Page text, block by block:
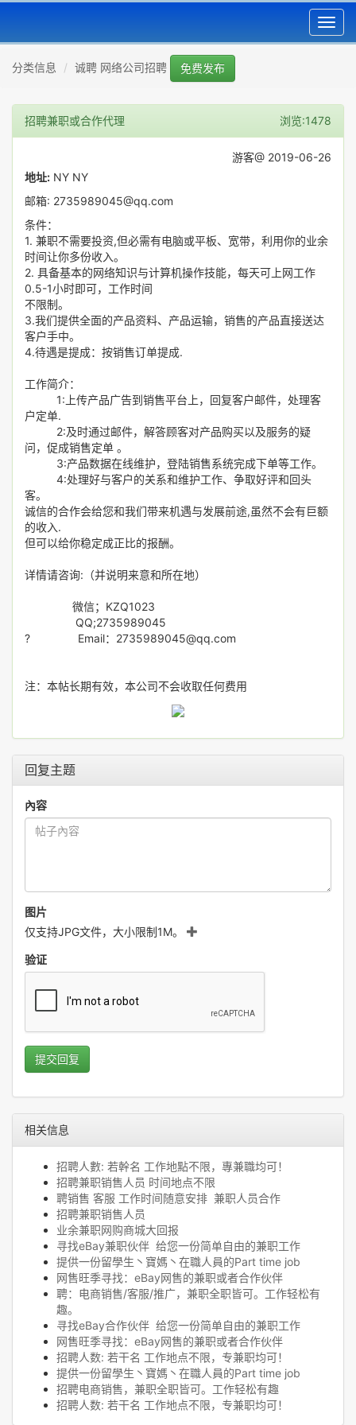
分类信息 诚聘 网络公司招聘 免费发布
招聘兼职或合作代理 浏览:1478
游客@ 2019-06-26
地址: NY NY
邮箱: 2735989045@qq.com
条件：
1. 兼职不需要投资,但必需有电脑或平板、宽带，利用你的业余
时间让你多份收入。
2. 具备基本的网络知识与计算机操作技能，每天可上网工作
0.5-1小时即可，工作时间
不限制。
3.我们提供全面的产品资料、产品运输，销售的产品直接送达
客户手中。
4.待遇是提成：按销售订单提成.
工作简介：
1:上传产品广告到销售平台上，回复客户邮件，处理客
户定单.
2:及时通过邮件，解答顾客对产品购买以及服务的疑
问，促成销售定单 。
3:产品数据在线维护，登陆销售系统完成下单等工作。
4:处理好与客户的关系和维护工作、争取好评和回头
客。
诚信的合作会给您和我们带来机遇与发展前途,虽然不会有巨额
的收入.
但可以给你稳定成正比的报酬。
详情请咨询:（并说明来意和所在地）
微信；KZQ1023
QQ;2735989045
? Email：2735989045@qq.com
注：本帖长期有效，本公司不会收取任何费用
回复主题
內容
图片
仅支持JPG文件，大小限制1M。
验证
提交回复
相关信息
招聘人數: 若幹名 工作地點不限，專兼職均可！
招聘兼职销售人员 时间地点不限
聘销售 客服 工作时间随意安排 兼职人员合作
招聘兼职销售人员
业余兼职网购商城大回报
寻找eBay兼职伙伴 给您一份简单自由的兼职工作
提供一份留學生丶寶媽丶在職人員的Part time job
网售旺季寻找：eBay网售的兼职或者合作伙伴
聘：电商销售/客服/推广，兼职全职皆可。工作轻松有
趣。
寻找eBay合作伙伴 给您一份简单自由的兼职工作
网售旺季寻找：eBay网售的兼职或者合作伙伴
招聘人数: 若干名 工作地点不限，专兼职均可！
提供一份留學生丶寶媽丶在職人員的Part time job
招聘电商销售，兼职全职皆可。工作轻松有趣
招聘人数: 若干名 工作地点不限，专兼职均可！